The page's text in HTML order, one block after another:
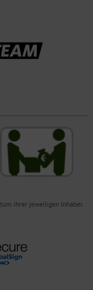
ihrer jeweiligen Inhaber.